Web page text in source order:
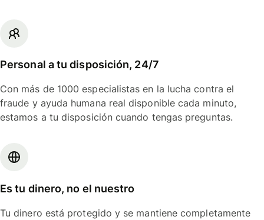
Personal a tu disposición, 24/7
Con más de 1000 especialistas en la lucha contra el
fraude y ayuda humana real disponible cada minuto,
estamos a tu disposición cuando tengas preguntas.
Es tu dinero, no el nuestro
Tu dinero está protegido y se mantiene completamente